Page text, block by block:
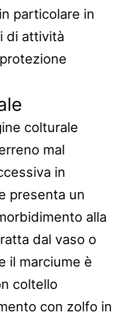
particolare in
di attività
colturale
mal
in
presenta un
alla
dal vaso o
il marciume è
coltello
con zolfo in